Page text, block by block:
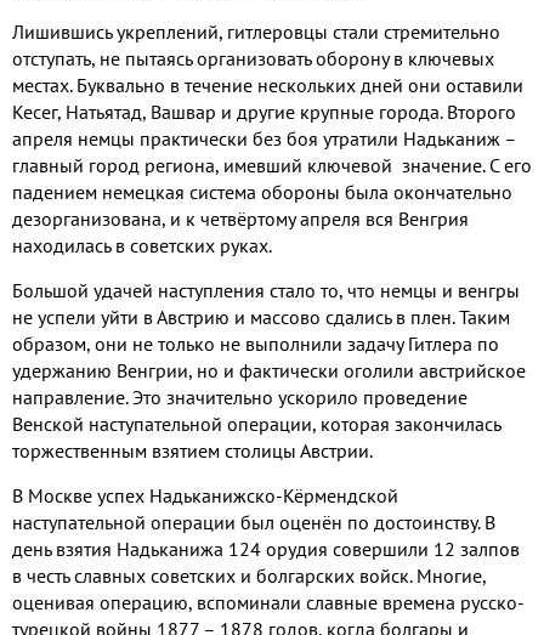
Лишившись укреплений, гитлеровцы стали стремительно
отступать, не пытаясь организовать оборону в ключевых
местах. Буквально в течение нескольких дней они оставили
Кесег, Натьятад, Вашвар и другие крупные города. Второго
апреля немцы практически без боя утратили Надьканиж –
главный город региона, имевший ключевой значение. С его
падением немецкая система обороны была окончательно
дезорганизована, и к четвёртому апреля вся Венгрия
находилась в советских руках.
Большой удачей наступления стало то, что немцы и венгры
не успели уйти в Австрию и массово сдались в плен. Таким
образом, они не только не выполнили задачу Гитлера по
удержанию Венгрии, но и фактически оголили австрийское
направление. Это значительно ускорило проведение
Венской наступательной операции, которая закончилась
торжественным взятием столицы Австрии.
В Москве успех Надьканижско-Кёрмендской
наступательной операции был оценён по достоинству. В
день взятия Надьканижа 124 орудия совершили 12 залпов
в честь славных советских и болгарских войск. Многие,
оценивая операцию, вспоминали славные времена русско-
турецкой войны 1877 – 1878 годов, когда болгары и